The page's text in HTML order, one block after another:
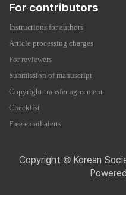
For contributors
Instructions for authors
Article processing charges
For reviewers
Submission of manuscript
Copyright transfer agreement
Checklist
Free email alerts
Copyright © Korean